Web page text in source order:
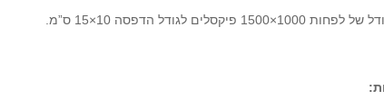
לגודל הדפסה 10×15 ס”מ.